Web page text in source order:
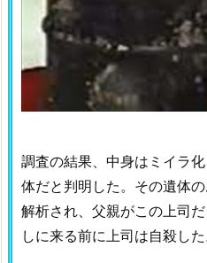
調査の結果、中身はミイラ
体だと判明した。その遺体
解析され、父親がこの上司
しに来る前に上司は自殺した